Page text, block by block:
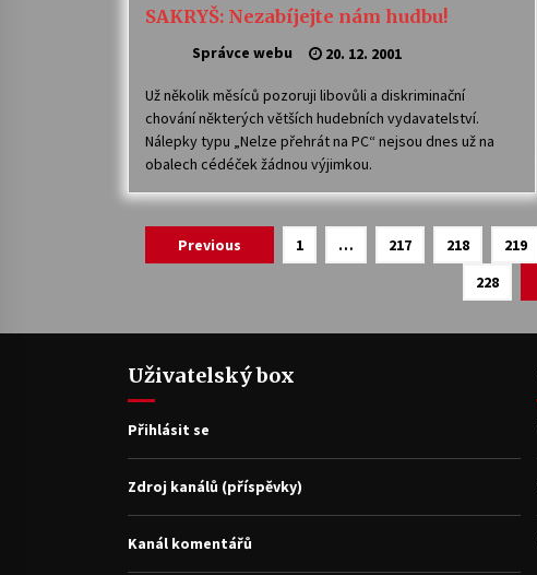
SAKRYŠ: Nezabíjejte nám hudbu!
Správce webu 20. 12. 2001
Už několik měsíců pozoruji libovůli a diskriminační
chování některých větších hudebních vydavatelství.
Nálepky typu „Nelze přehrát na PC“ nejsou dnes už na
obalech cédéček žádnou výjimkou.
Navigace
Previous 1 … 217 218 219
228
Uživatelský box
Přihlásit se
Zdroj kanálů (příspěvky)
Kanál komentářů